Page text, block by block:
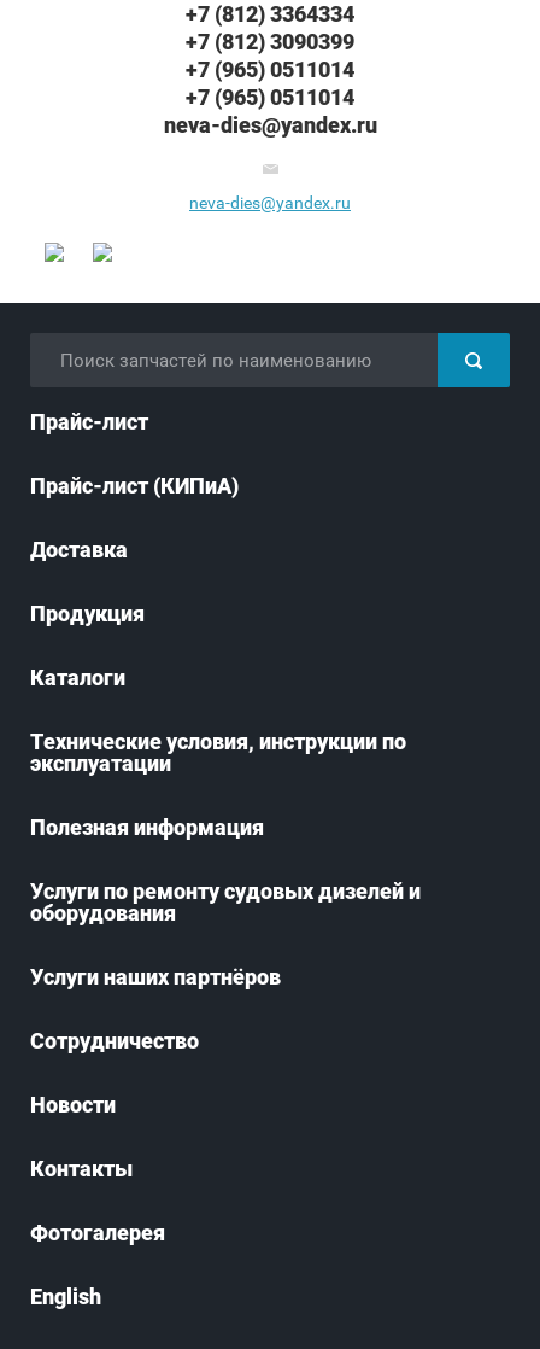
+7 (812) 3364334
+7 (812) 3090399
+7 (965) 0511014
+7 (965) 0511014
neva-dies@yandex.ru
neva-dies@yandex.ru
Прайс-лист
Прайс-лист (КИПиА)
Доставка
Продукция
Каталоги
Технические условия, инструкции по
эксплуатации
Полезная информация
Услуги по ремонту судовых дизелей и
оборудования
Услуги наших партнёров
Сотрудничество
Новости
Контакты
Фотогалерея
English